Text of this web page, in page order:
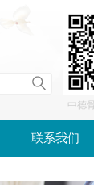
中德
联系我们